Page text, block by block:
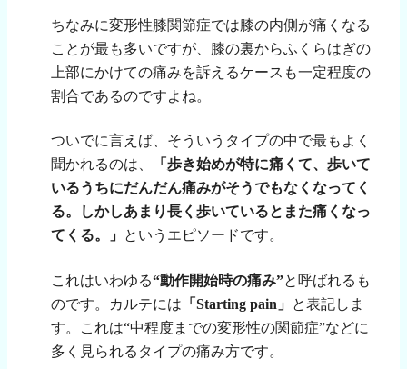
ちなみに変形性膝関節症では膝の内側が痛くなる
ことが最も多いですが、膝の裏からふくらはぎの
上部にかけての痛みを訴えるケースも一定程度の
割合であるのですよね。
ついでに言えば、そういうタイプの中で最もよく
聞かれるのは、
「歩き始めが特に痛くて、歩いて
いるうちにだんだん痛みがそうでもなくなってく
る。しかしあまり長く歩いているとまた痛くなっ
てくる。」 というエピソードです。
これはいわゆる“動作開始時の痛み”と呼ばれるも
のです。カルテには 「Starting pain 」 と表記しま
す。これは“中程度までの変形性の関節症”などに
多く見られるタイプの痛み方です。